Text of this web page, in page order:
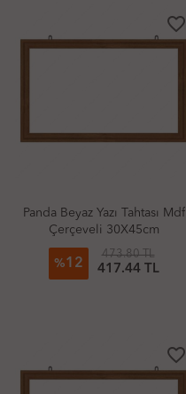
favorite_border
Panda Beyaz Yazı Tahtası Mdf
Çerçeveli 30X45cm
%12
473.80 TL
417.44 TL
favorite_border